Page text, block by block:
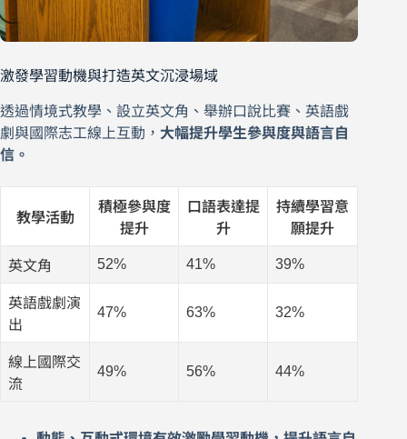
激發學習動機與打造英文沉浸場域
透過情境式教學、設立英文角、舉辦口說比賽、英語戲
劇與國際志工線上互動， 大幅提升學生參與度與語言自
信。
教學活動
積極參與度
提升
口語表達提
升
持續學習意
願提升
英文角 52% 41% 39%
英語戲劇演
出
47% 63% 32%
線上國際交
流
49% 56% 44%